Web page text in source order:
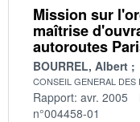
Mission sur
maîtrise
autoroutes
BOURREL, Albert
CONSEIL GENERAL
Rapport: avr. 2005
n°004458-01